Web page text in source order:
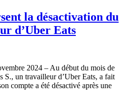
la désactivation du
d’Uber Eats
2024 – Au début du mois de
S., un travailleur d’Uber Eats, a fait
compte a été désactivé après une